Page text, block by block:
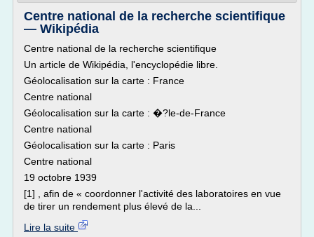
Centre national de la recherche scientifique
— Wikipédia
Centre national de la recherche scientifique
Un article de Wikipédia, l'encyclopédie libre.
Géolocalisation sur la carte : France
Centre national
Géolocalisation sur la carte : �?le-de-France
Centre national
Géolocalisation sur la carte : Paris
Centre national
19 octobre 1939
[1] , afin de « coordonner l'activité des laboratoires en vue
de tirer un rendement plus élevé de la...
Lire la suite